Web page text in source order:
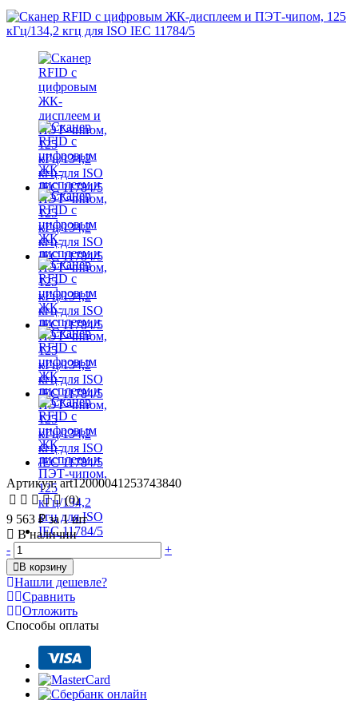
Артикул: art12000041253743840
(0)
9 563 ₽за 1 шт
В наличии
-
+
В корзину
Нашли дешевле?
Сравнить
Отложить
Способы оплаты